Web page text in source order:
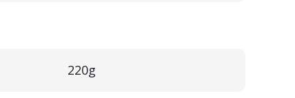
220g